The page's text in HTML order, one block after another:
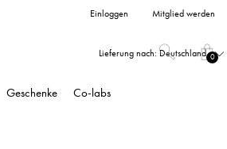
Einloggen Mitglied werden
Lieferung nach: Deutschland 0
Geschenke Co-labs